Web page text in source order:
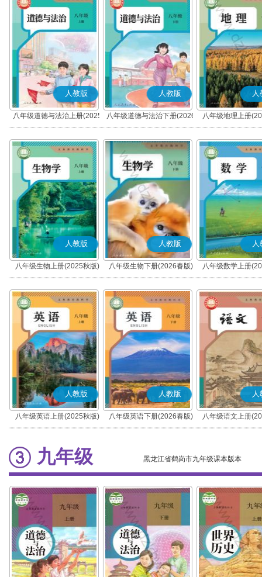
人教版
八年级道德与法治上册(2025
秋版)(部编版)
人教版
八年级道德与法治下册(2026
春版)(部编版)
人
八年级地理上册
人教版
八年级生物上册(2025秋版)
人教版
八年级生物下册(2026春版)
人
八年级数学上册
人教版
八年级英语上册(2025秋版)
人教版
八年级英语下册(2026春版)
人
八年级语文上册
(部编版)
九年级 黑龙江省鹤岗市九年级课本版本